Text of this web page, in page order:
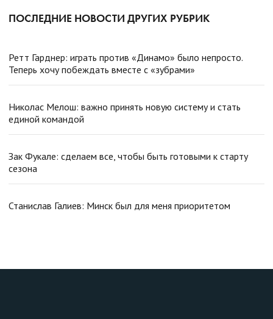
ПОСЛЕДНИЕ НОВОСТИ ДРУГИХ РУБРИК
Ретт Гарднер: играть против «Динамо» было непросто.
Теперь хочу побеждать вместе с «зубрами»
Николас Мелош: важно принять новую систему и стать
единой командой
Зак Фукале: сделаем все, чтобы быть готовыми к старту
сезона
Станислав Галиев: Минск был для меня приоритетом